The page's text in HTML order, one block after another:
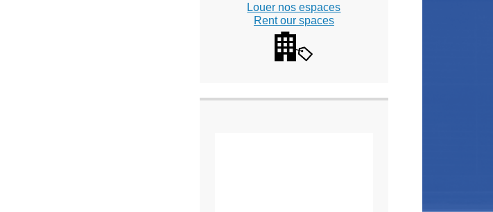
Louer nos espaces
Rent our spaces